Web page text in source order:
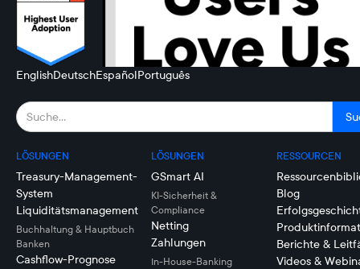
EnglishDeutschEspañolPortuguês
LÖSUNGEN
Treasury-Management-
System
Liquiditätsmanagement
Buchhaltung & Hauptbuch
Banken
Cashflow-Prognose
LÖSUNGEN
GSmart AI
KI-Sicherheit &
Compliance
Netting
Zahlungen
In-House-Banking
RESSOURCEN
Blog
Berichte &
Videos &